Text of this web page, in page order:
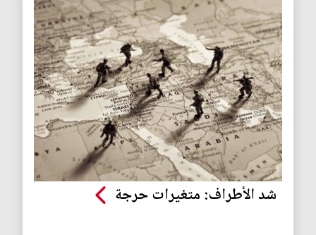
شد الأطراف: متغيرات حرجة